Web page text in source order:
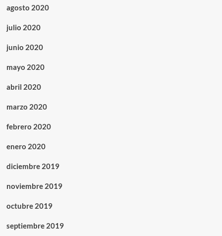
agosto 2020
julio 2020
junio 2020
mayo 2020
abril 2020
marzo 2020
febrero 2020
enero 2020
diciembre 2019
noviembre 2019
octubre 2019
septiembre 2019